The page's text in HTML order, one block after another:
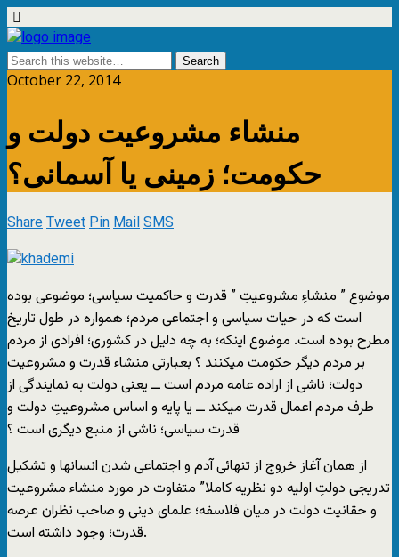
October 22, 2014
منشاء مشروعیت دولت و
حکومت؛ زمینی یا آسمانی؟
ShareTweetPinMailSMS
موضوع ” منشاءِ مشروعیتِ ” قدرت و حاکمیت سیاسی؛ موضوعی بوده
است که در حیات سیاسی و اجتماعی مردم؛ همواره در طول تاریخ
مطرح بوده است. موضوع اینکه؛ به چه دلیل در کشوری؛ افرادی از مردم
بر مردم دیگر حکومت میکنند ؟ بعبارتی منشاء قدرت و مشروعیت
دولت؛ ناشی از اراده عامه مردم است ــ یعنی دولت به نمایندگی از
طرف مردم اعمال قدرت میکند ــ یا پایه و اساس مشروعیتِ دولت و
قدرت سیاسی؛ ناشی از منبع دیگری است ؟
از همان آغاز خروج از تنهائی آدم و اجتماعی شدن انسانها و تشکیل
تدریجی دولتِ اولیه دو نظریه کاملا” متفاوت در مورد منشاء مشروعیت
و حقانیت دولت در میان فلاسفه؛ علمای دینی و صاحب نظران عرصه
قدرت؛ وجود داشته است.